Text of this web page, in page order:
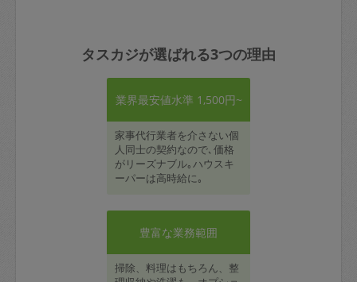
タスカジが選ばれる3つの理由
業界最安値水準 1,500円~
家事代行業者を介さない個
人同士の契約なので､価格
がリーズナブル｡ハウスキ
ーパーは高時給に｡
豊富な業務範囲
掃除、料理はもちろん、整